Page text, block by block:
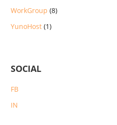
WorkGroup (8)
YunoHost (1)
SOCIAL
FB
IN